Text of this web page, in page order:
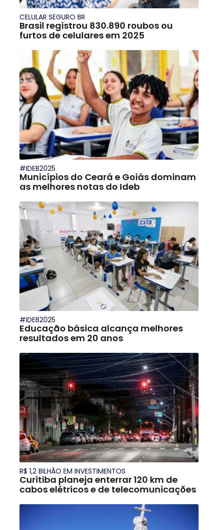
CELULAR SEGURO BR
Brasil registrou 830.890 roubos ou
furtos de celulares em 2025
#IDEB2025
Municípios do Ceará e Goiás dominam
as melhores notas do Ideb
#IDEB2025
Educação básica alcança melhores
resultados em 20 anos
R$ 1,2 BILHÃO EM INVESTIMENTOS
Curitiba planeja enterrar 120 km de
cabos elétricos e de telecomunicações